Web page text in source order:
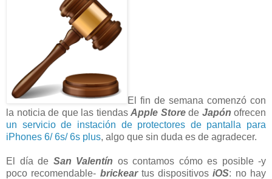
El fin de semana comenzó con
la noticia de que las tiendas Apple Store de Japón ofrecen
un servicio de instación de protectores de pantalla para
iPhones 6/ 6s/ 6s plus, algo que sin duda es de agradecer.
El día de San Valentín os contamos cómo es posible -y
poco recomendable- brickear tus dispositivosiOS: no hay